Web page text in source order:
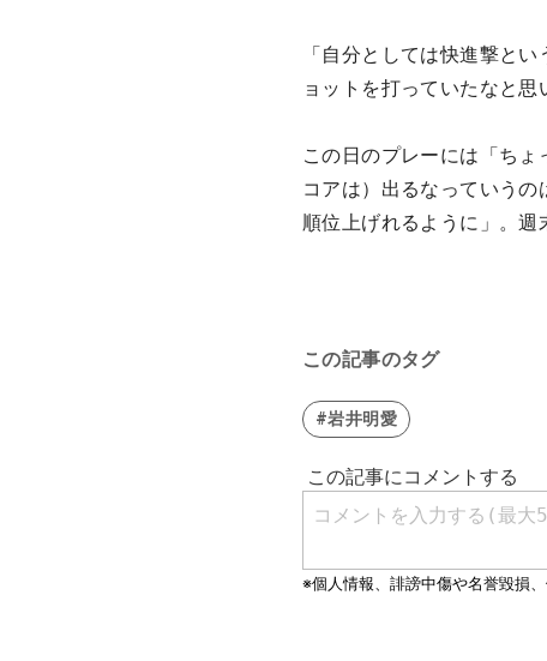
「自分としては快進撃と
ョットを打っていたなと思
この日のプレーには「ち
コアは）出るなっていう
順位上げれるように」。週
この記事のタグ
#岩井明愛